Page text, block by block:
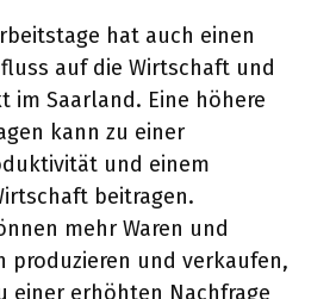
hat auch einen
auf die Wirtschaft und
im Saarland. Eine höhere
kann zu einer
und einem
beitragen.
mehr Waren und
produzieren und verkaufen,
einer erhöhten Nachfrage